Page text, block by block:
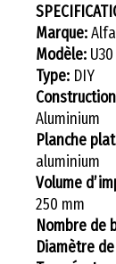
Marque:
Modèle: U30
Type: DIY
Aluminium
Planche
aluminium
Volume
250 mm
Nombre de
Diamètre